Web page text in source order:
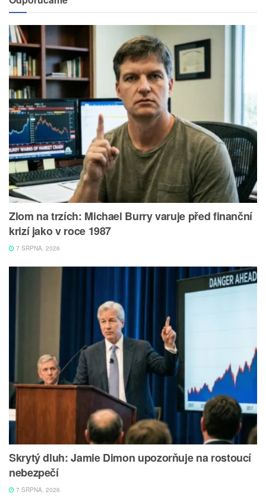
Zlom na trzích: Michael Burry varuje před finanční
krizí jako v roce 1987
7 SRPNA, 2026
Skrytý dluh: Jamie Dimon upozorňuje na rostoucí
nebezpečí
7 SRPNA, 2026